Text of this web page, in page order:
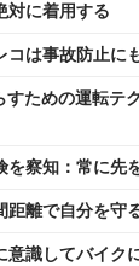
対に着用する
コは事故防止に
すための運転テ
を察知：常に先
距離で自分を守
意識してバイク